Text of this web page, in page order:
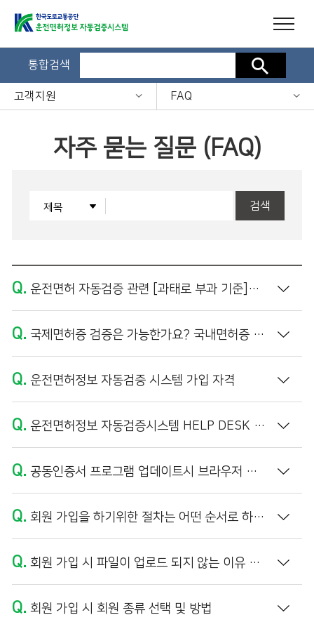
통합검색 검색
고객지원 FAQ
자주 묻는 질문 (FAQ)
검색
Q. 운전면허 자동검증 관련 [과태로 부과 기준]은 어떻게 되나요?
Q. 국제면허증 검증은 가능한가요? 국내면허증 외국인 이름의 정보 불일치가 나타납니다.
Q. 운전면허정보 자동검증 시스템 가입 자격
Q. 운전면허정보 자동검증시스템 HELP DESK 운영 시간
Q. 공동인증서 프로그램 업데이트시 브라우저 캐시 삭제 방법
Q. 회원 가입을 하기위한 절차는 어떤 순서로 하나요?
Q. 회원 가입 시 파일이 업로드 되지 않는 이유 및 해결방법 (PDF 파일 만들기)
Q. 회원 가입 시 회원 종류 선택 및 방법